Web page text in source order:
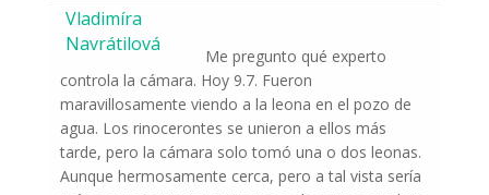
Vladimíra
Navrátilová
Me pregunto qué experto
controla la cámara. Hoy 9.7. Fueron
maravillosamente viendo a la leona en el pozo de
agua. Los rinocerontes se unieron a ellos más
tarde, pero la cámara solo tomó una o dos leonas.
Aunque hermosamente cerca, pero a tal vista sería